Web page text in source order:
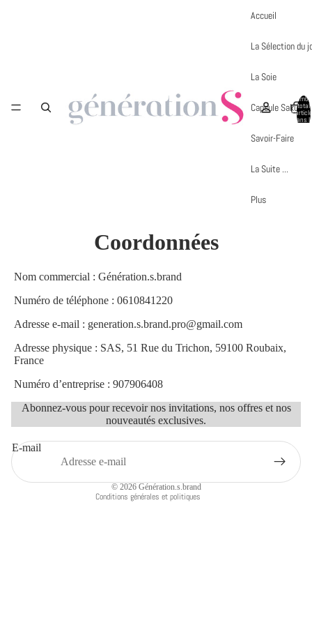
Accueil
La Sélection du
La Soie
Capsule Sakura
Savoir-Faire
La Suite ...
Plus
total
dans
Coordonnées
Nom commercial : Génération.s.brand
Numéro de téléphone : 0610841220
Adresse e-mail : generation.s.brand.pro@gmail.com
Adresse physique : SAS, 51 Rue du Trichon, 59100 Roubaix,
France
Numéro d’entreprise : 907906408
Abonnez-vous pour recevoir nos invitations, nos offres et nos
nouveautés exclusives.
E-mail
© 2026 Génération.s.brand
Conditions générales et politiques
Politique de remboursement
Politique d’expédition